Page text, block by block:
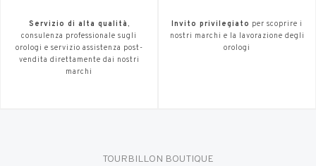
Servizio di alta qualità,
consulenza professionale sugli
orologi e servizio assistenza post-
vendita direttamente dai nostri
marchi
Invito privilegiato per scoprire i
nostri marchi e la lavorazione degli
orologi
TOURBILLON BOUTIQUE